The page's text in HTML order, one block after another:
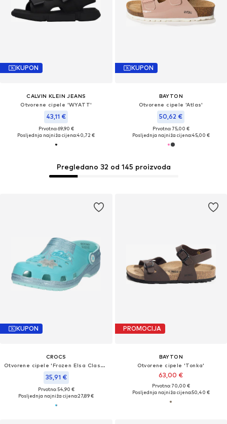
KUPON
CALVIN KLEIN JEANS
Otvorene cipele 'WYATT'
43,11 €
Prvotno: 69,90 €
Posljednja najniža cijena:40,72 €
KUPON
BAYTON
Otvorene cipele 'Atlas'
50,62 €
Prvotno: 75,00 €
Posljednja najniža cijena:45,00 €
KUPON
CROCS
Otvorene cipele 'Frozen Elsa Classic'
35,91 €
Prvotno: 54,90 €
Posljednja najniža cijena:27,89 €
Pregledano 32 od 145 proizvoda
PROMOCIJA
BAYTON
Otvorene cipele 'Tonka'
63,00 €
Prvotno: 70,00 €
Posljednja najniža cijena:50,40 €